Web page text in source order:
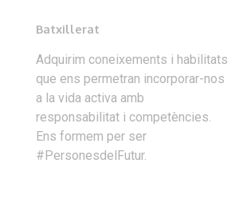
Batxillerat
Adquirim coneixements i habilitats
que ens permetran incorporar-nos
a la vida activa amb
responsabilitat i competències.
Ens formem per ser
#PersonesdelFutur.